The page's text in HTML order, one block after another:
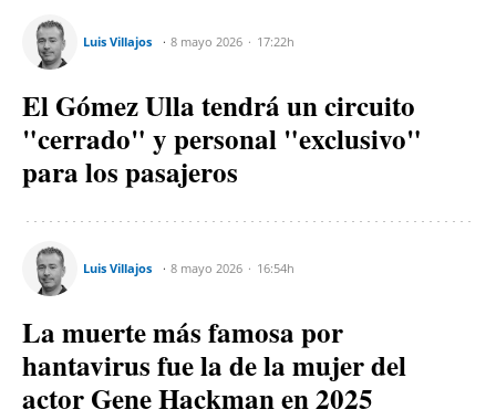
Luis Villajos 8 mayo 2026 17:22h
El Gómez Ulla tendrá un circuito
"cerrado" y personal "exclusivo"
para los pasajeros
Luis Villajos 8 mayo 2026 16:54h
La muerte más famosa por
hantavirus fue la de la mujer del
actor Gene Hackman en 2025